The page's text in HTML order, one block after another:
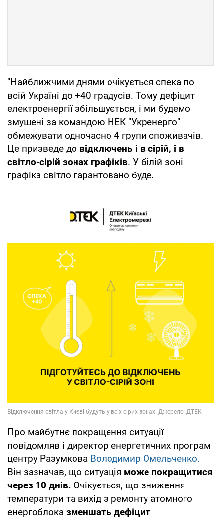
"Найближчими днями очікується спека по
всій Україні до +40 градусів. Тому дефіцит
електроенергії збільшується, і ми будемо
змушені за командою НЕК "Укренерго"
обмежувати одночасно 4 групи споживачів.
Це призведе до відключень і в сірій, і в
світло-сірій зонах графіків. У білій зоні
графіка світло гарантовано буде.
Про майбутнє покращення ситуації
повідомляв і директор енергетичних програм
центру Разумкова Володимир Омельченко.
Він зазначав, що ситуація може покращитися
через 10 днів. Очікується, що зниження
температури та вихід з ремонту атомного
енергоблока зменшать дефіцит